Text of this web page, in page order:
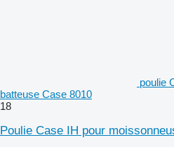
poulie
batteuse Case 8010
18
Poulie Case IH pour